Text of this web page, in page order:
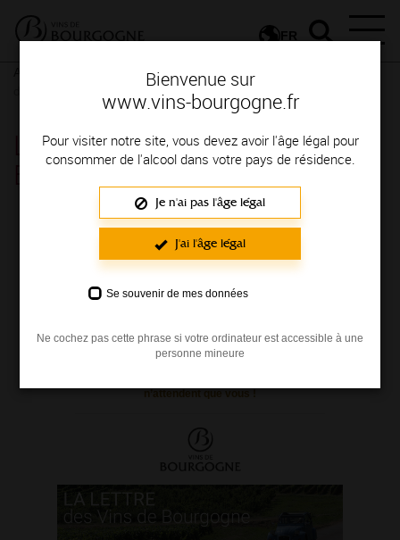
Bienvenue sur
www.vins-bourgogne.fr
Pour visiter notre site, vous devez avoir l'âge légal pour
consommer de l'alcool dans votre pays de résidence.
Je n'ai pas l'âge légal
J'ai l'âge légal
Se souvenir de mes données
Ne cochez pas cette phrase si votre ordinateur est accessible à une
personne mineure
FR
Nos actualités
Lire la Lettre des Vins de
Bourgogne
Chaque mois, nous vous proposons de
retrouver les dernières actualités de
Bourgogne, des idées de recettes, de balades,
de découverte grâce àLa lettre des vins de
n’attendent que vous !